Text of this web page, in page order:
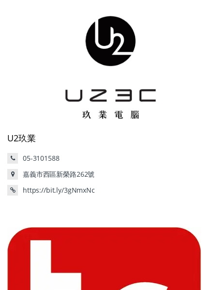
U2玖業
05-3101588
嘉義市西區新榮路262號
https://bit.ly/3gNmxNc